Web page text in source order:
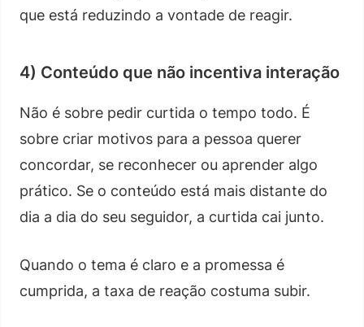
que está reduzindo a vontade de reagir.
4) Conteúdo que não incentiva interação
Não é sobre pedir curtida o tempo todo. É
sobre criar motivos para a pessoa querer
concordar, se reconhecer ou aprender algo
prático. Se o conteúdo está mais distante do
dia a dia do seu seguidor, a curtida cai junto.
Quando o tema é claro e a promessa é
cumprida, a taxa de reação costuma subir.